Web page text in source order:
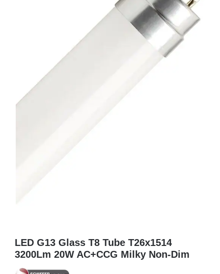
LED G13 Glass T8 Tube T26x1514
3200Lm 20W AC+CCG Milky Non-Dim